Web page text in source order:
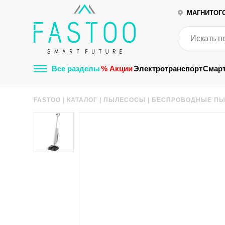
Все разделы% АкцииЭлектротранспорт
FASTOO КАТАЛОГ ПЫЛЕСОСЫ БЕСПРОВОДНЫЕ